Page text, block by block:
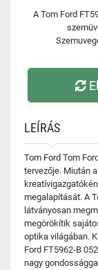
A Tom Ford
LEÍRÁS
Tom Ford Tom
tervezője. Miután
megalapítását. A
látványosan
megörökítik
optika világában.
Ford FT5962-B
nagy